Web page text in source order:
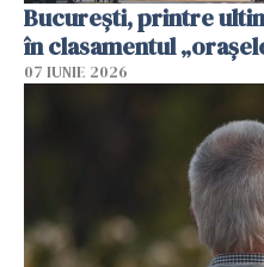
București, printre
în clasamentul
07 IUNIE 2026